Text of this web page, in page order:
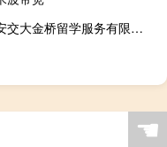
西安交大金桥留学服务有限公司怎么样
☚